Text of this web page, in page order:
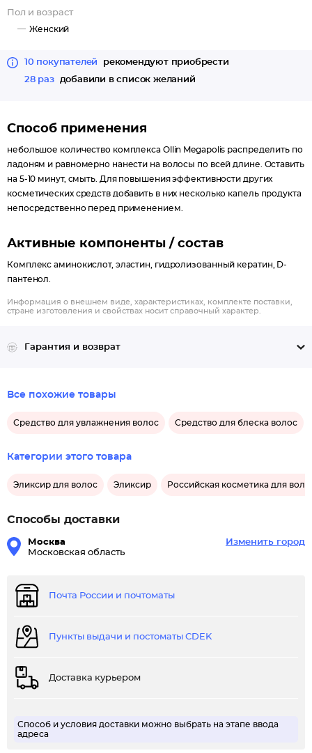
Пол и возраст
Женский
10 покупателей
рекомендуют приобрести
28 раз
добавили в список желаний
Способ применения
небольшое количество комплекса Ollin Megapolis распределить по
ладоням и равномерно нанести на волосы по всей длине. Оставить
на 5-10 минут, смыть. Для повышения эффективности других
косметических средств добавить в них несколько капель продукта
непосредственно перед применением.
Активные компоненты / состав
Комплекс аминокислот, эластин, гидролизованный кератин, D-
пантенол.
Информация о внешнем виде, характеристиках, комплекте поставки,
стране изготовления и свойствах носит справочный характер.
Гарантия и возврат
Все похожие товары
Средство для увлажнения волос Средство для блеска волос
Категории этого товара
Эликсир для волос Эликсир Российская косметика для
Способы доставки
Москва
Московская область
Изменить город
Почта России и почтоматы
Пункты выдачи и постоматы CDEK
Доставка курьером
Способ и условия доставки можно выбрать на этапе ввода
адреса